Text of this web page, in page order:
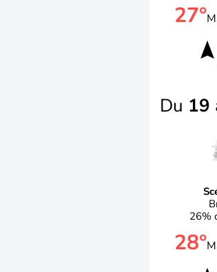
27°
Du 19
26%
28°